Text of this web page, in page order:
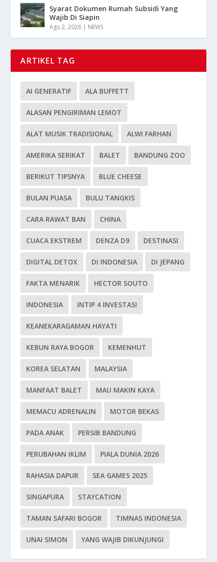
Syarat Dokumen Rumah Subsidi Yang
Wajib Di Siapin
Agu 2, 2026 | NEWS
ARTIKEL TAG
AI GENERATIF ALA BUFFETT
ALASAN PENGIRIMAN LEMOT
ALAT MUSIK TRADISIONAL ALWI FARHAN
AMERIKA SERIKAT BALET BANDUNG ZOO
BERIKUT TIPSNYA BLUE CHEESE
BULAN PUASA BULU TANGKIS
CARA RAWAT BAN CHINA
CUACA EKSTREM DENZA D9 DESTINASI
DIGITAL DETOX DI INDONESIA DI JEPANG
FAKTA MENARIK HECTOR SOUTO
INDONESIA INTIP 4 INVESTASI
KEANEKARAGAMAN HAYATI
KEBUN RAYA BOGOR KEMENHUT
KOREA SELATAN MALAYSIA
MANFAAT BALET MAU MAKIN KAYA
MEMACU ADRENALIN MOTOR BEKAS
PADA ANAK PERSIB BANDUNG
PERUBAHAN IKLIM PIALA DUNIA 2026
RAHASIA DAPUR SEA GAMES 2025
SINGAPURA STAYCATION
TAMAN SAFARI BOGOR TIMNAS INDONESIA
UNAI SIMON YANG WAJIB DIKUNJUNGI